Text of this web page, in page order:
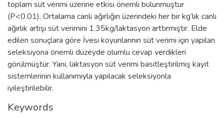
toplam süt verimi üzerine etkisi önemli bulunmuştur
(P<0.01). Ortalama canlı ağırlığın üzerindeki her bir kg’lık canlı
ağırlık artışı süt verimini 1.35kg/laktasyon arttırmıştır. Elde
edilen sonuçlara göre İvesi koyunlarının süt verimi için yapılan
seleksiyona önemli düzeyde olumlu cevap verdikleri
görülmüştür. Yani, laktasyon süt verimi basitleştirilmiş kayıt
sistemlerinin kullanımıyla yapılacak seleksiyonla
iyileştirilebilir.
Keywords